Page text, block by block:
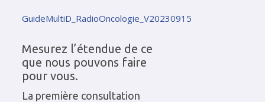
GuideMultiD_RadioOncologie_V20230915
Mesurez l’étendue de ce
que nous pouvons faire
pour vous.
La première consultation